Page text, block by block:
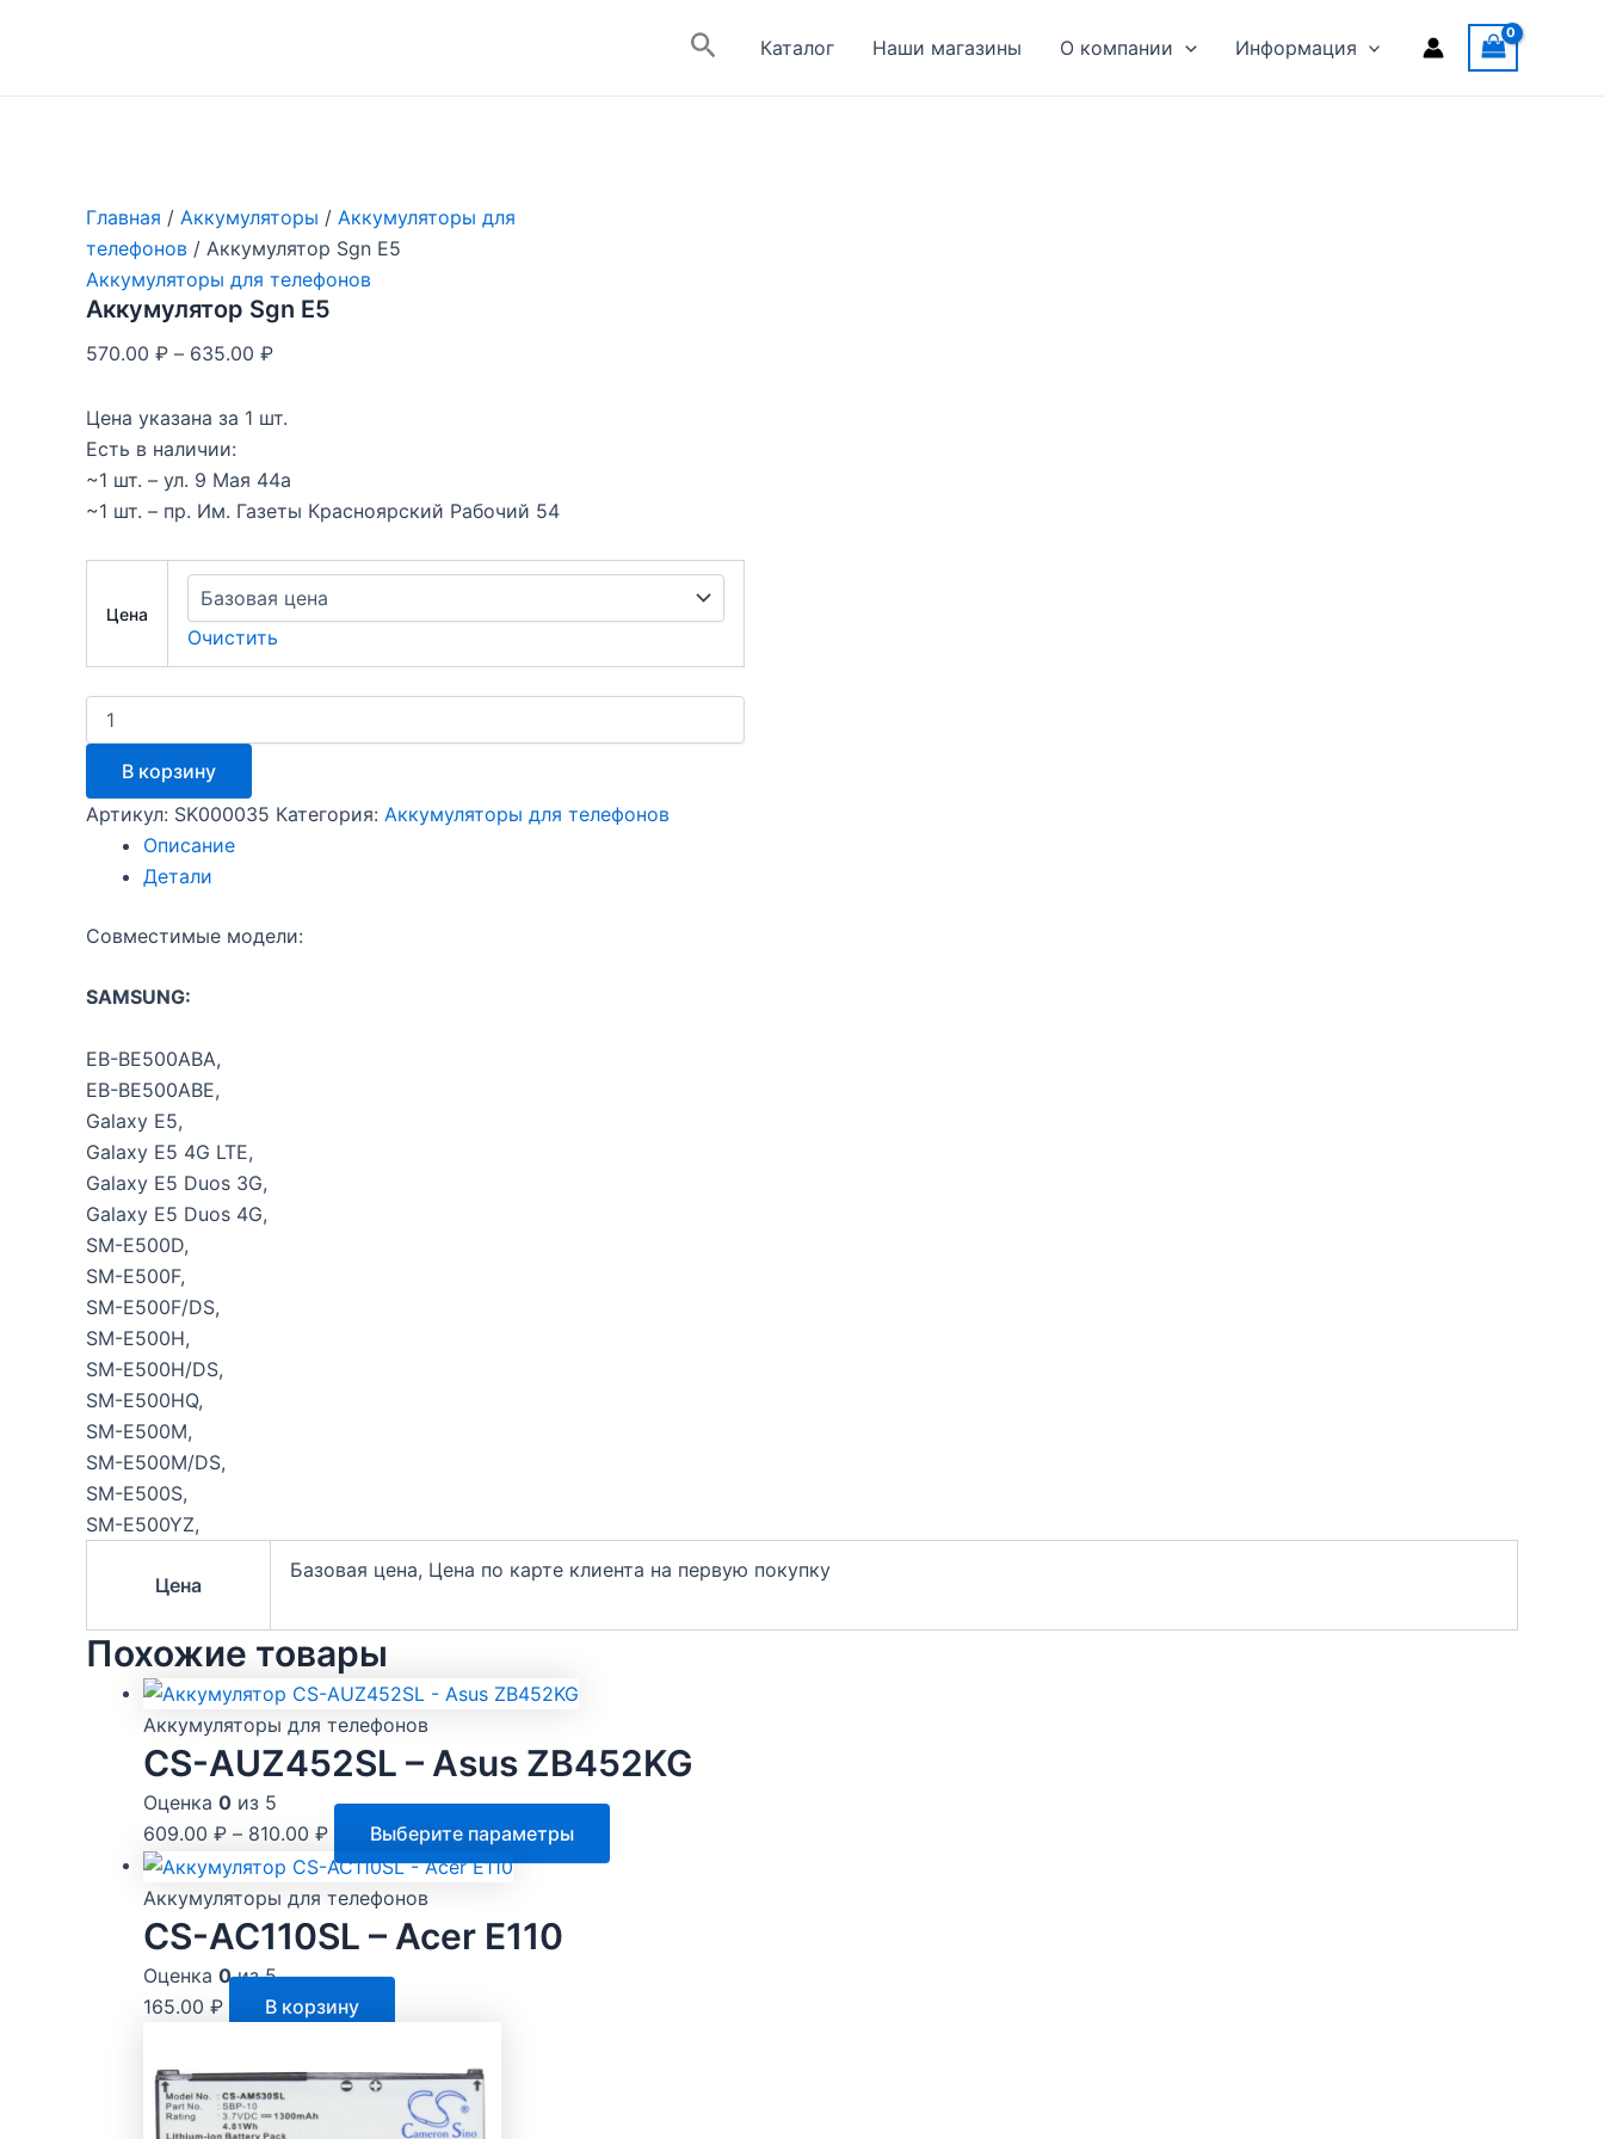
ПоискКаталог Наши магазины О компании Информация
Главная / Аккумуляторы / Аккумуляторы для
телефонов / Аккумулятор Sgn E5
Аккумуляторы для телефонов
Аккумулятор Sgn E5
570.00 ₽ – 635.00 ₽
Цена указана за 1 шт.
Есть в наличии:
~1 шт. – ул. 9 Мая 44а
~1 шт. – пр. Им. Газеты Красноярский Рабочий 54
Цена
Очистить
Количество
товара
Аккумулятор
E5
В корзину
Артикул: SK000035 Категория: Аккумуляторы для телефонов
Описание
Детали
Совместимые модели:
SAMSUNG:
EB-BE500ABA,
EB-BE500ABE,
Galaxy E5,
Galaxy E5 4G LTE,
Galaxy E5 Duos 3G,
Galaxy E5 Duos 4G,
SM-E500D,
SM-E500F,
SM-E500F/DS,
SM-E500H,
SM-E500H/DS,
SM-E500HQ,
SM-E500M,
SM-E500M/DS,
SM-E500S,
SM-E500YZ,
Цена
Базовая цена, Цена по карте клиента на первую покупку
Похожие товары
Аккумуляторы для телефонов
CS-AUZ452SL – Asus ZB452KG
Оценка 0 из 5
609.00 ₽ – 810.00 ₽ Выберите параметры
товар
Аккумуляторы для телефонов
CS-AC110SL – Acer E110
Оценка 0из 5
165.00 ₽ В корзину